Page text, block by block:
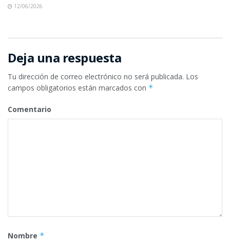
12/06/2026
Deja una respuesta
Tu dirección de correo electrónico no será publicada. Los
campos obligatorios están marcados con *
Comentario
Nombre *